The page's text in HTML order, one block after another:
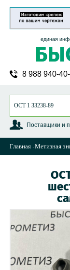
единая
8 988 940-
Поставщики и
Главная Метизная